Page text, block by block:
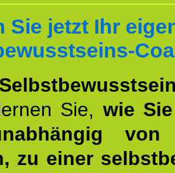
Sie jetzt Ihr
Sie, wie
von
zu einer